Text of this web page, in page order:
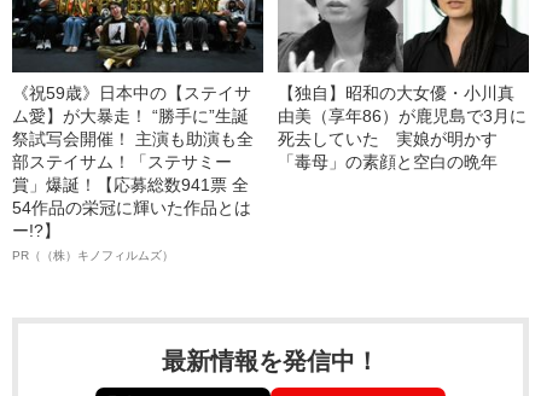
《祝59歳》日本中の【ステイサ
ム愛】が大暴走！ “勝手に”生誕
祭試写会開催！ 主演も助演も全
部ステイサム！「ステサミー
賞」爆誕！【応募総数941票 全
54作品の栄冠に輝いた作品とは
ー!?】
PR（（株）キノフィルムズ）
【独自】昭和の大女優・小川真
由美（享年86）が鹿児島で3月に
死去していた 実娘が明かす
「毒母」の素顔と空白の晩年
最新情報を発信中！